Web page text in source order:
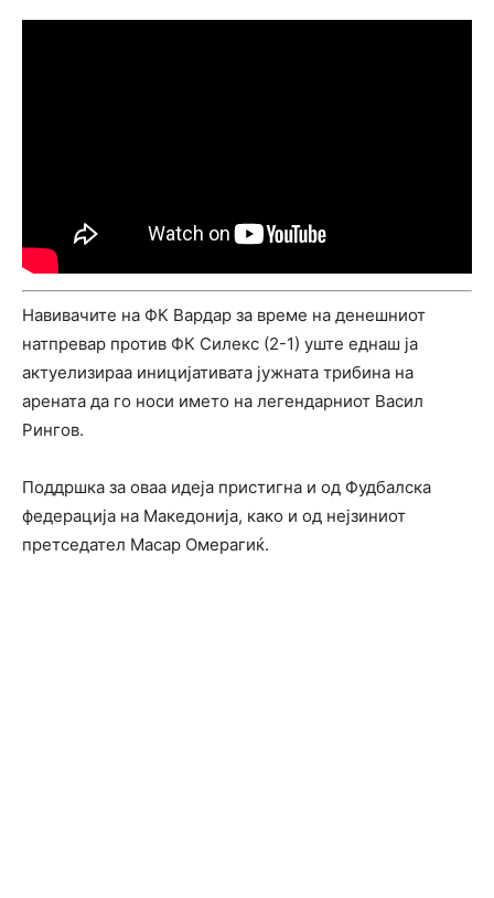
Навивачите на ФК Вардар за време на денешниот
натпревар против ФК Силекс (2-1) уште еднаш ја
актуелизираа иницијативата јужната трибина на
арената да го носи името на легендарниот Васил
Рингов.
Поддршка за оваа идеја пристигна и од Фудбалска
федерација на Македонија, како и од нејзиниот
претседател Масар Омерагиќ.